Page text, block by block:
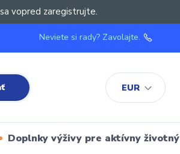
vopred zaregistrujte.
EUR
Neviete si rady? Zavolajte.
Doplnky výživy pre aktívny